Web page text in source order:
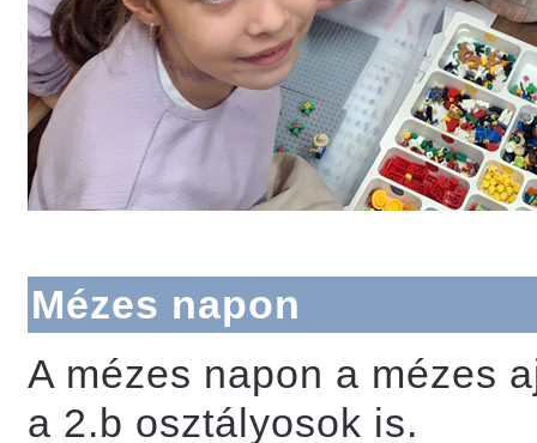
Mézes napon
A mézes napon a mézes
a 2.b osztályosok is.